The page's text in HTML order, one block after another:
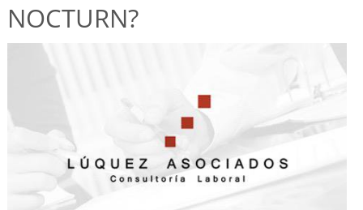
NOCTURN?